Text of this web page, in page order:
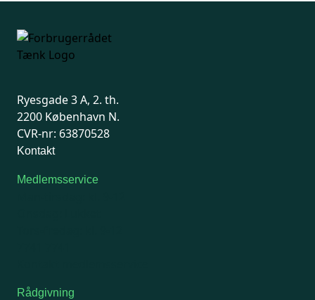
Ryesgade 3 A, 2. th.
2200 København N.
CVR-nr: 63870528
Kontakt
Medlemsservice
Rådgivning